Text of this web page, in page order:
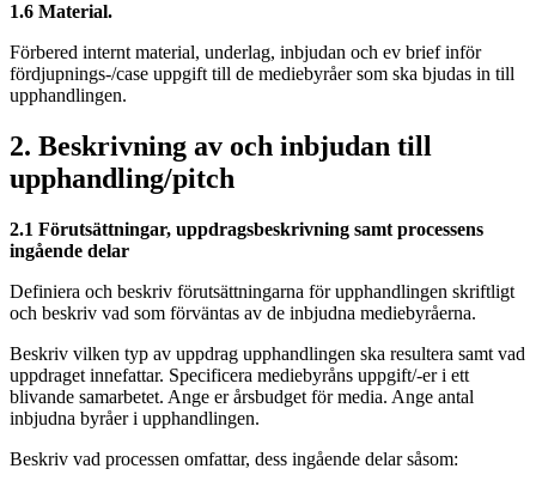
1.6 Material.
Förbered internt material, underlag, inbjudan och ev brief inför
fördjupnings-/case uppgift till de mediebyråer som ska bjudas in till
upphandlingen.
2. Beskrivning av och inbjudan till
upphandling/pitch
2.1 Förutsättningar, uppdragsbeskrivning samt processens
ingående delar
Definiera och beskriv förutsättningarna för upphandlingen skriftligt
och beskriv vad som förväntas av de inbjudna mediebyråerna.
Beskriv vilken typ av uppdrag upphandlingen ska resultera samt vad
uppdraget innefattar. Specificera mediebyråns uppgift/-er i ett
blivande samarbetet. Ange er årsbudget för media. Ange antal
inbjudna byråer i upphandlingen.
Beskriv vad processen omfattar, dess ingående delar såsom: